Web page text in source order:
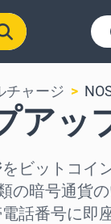
チャージ
アッ
をビットコイ
の暗号通貨
話番号に即